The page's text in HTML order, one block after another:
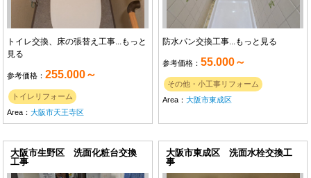
トイレ交換、床の張替え工事...もっと
見る
参考価格：255.000～
トイレリフォーム
Area：大阪市天王寺区
防水パン交換工事...もっと見る
参考価格：55.000～
その他・小工事リフォーム
Area：大阪市東成区
大阪市生野区 洗面化粧台交換
工事
大阪市東成区 洗面水栓交換工
事